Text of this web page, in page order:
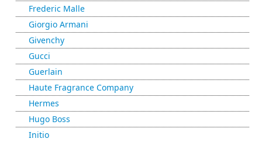
Frederic Malle
Giorgio Armani
Givenchy
Gucci
Guerlain
Haute Fragrance Company
Hermes
Hugo Boss
Initio